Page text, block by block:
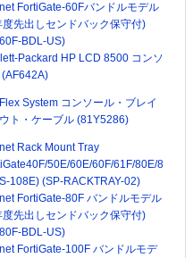
FortiGate-60Fバンドルモデル
度先出しセンドバック保守付)
BDL-US)
Packard HP LCD 8500 コンソ
(AF642A)
Flex System コンソール・ブレイ
ト・ケーブル (81Y5286)
Rack Mount Tray
50E/60E/60F/61F/80E/8
108E) (SP-RACKTRAY-02)
FortiGate-80F バンドルモデル
度先出しセンドバック保守付)
BDL-US)
FortiGate-100F バンドルモデ